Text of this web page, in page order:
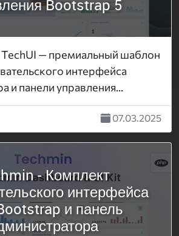
Bootstrap 5
— премиальный шаблон
интерфейса
и панели управления...
07.03.2025
- Комплект
интерфейса
и панель